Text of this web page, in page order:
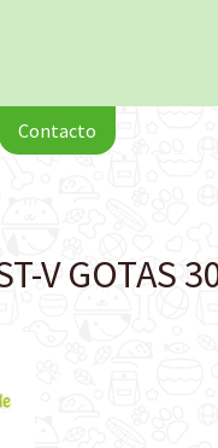
Contacto
V GOTAS